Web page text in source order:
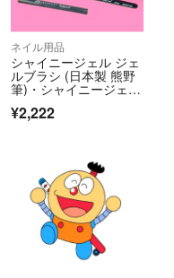
ネイル用品
シャイニージェル ジェ
ルブラシ (日本製 熊野
筆)・シャイニージェ
ル キャップ
¥2,222